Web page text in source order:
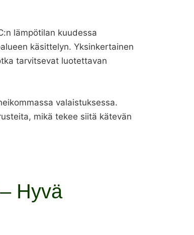
lämpötilan kuudessa
käsittelyn. Yksinkertainen
tarvitsevat luotettavan
valaistuksessa.
mikä tekee siitä kätevän
Hyvä